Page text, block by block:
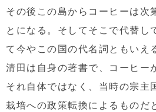
その後この島からコーヒーは次
とになる。そしてそこで代替し
て今やこの国の代名詞ともいえ
清田は自身の著書で、コーヒー
それ自体ではなく、当時の宗主
栽培への政策転換によるものだ